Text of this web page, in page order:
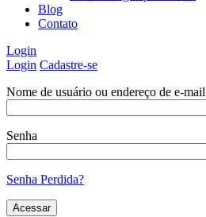
Blog
Contato
Login
Login Cadastre-se
Nome de usuário ou endereço de e-mail
Senha
Senha Perdida?